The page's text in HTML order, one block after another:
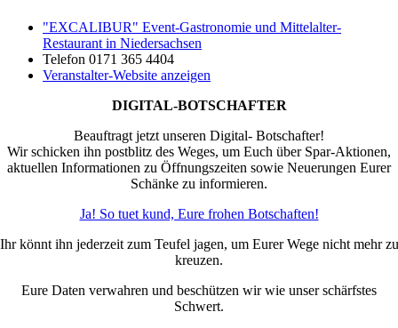
"EXCALIBUR" Event-Gastronomie und Mittelalter-
Restaurant in Niedersachsen
Telefon 0171 365 4404
Veranstalter-Website anzeigen
DIGITAL-BOTSCHAFTER
Beauftragt jetzt unseren Digital- Botschafter!
Wir schicken ihn postblitz des Weges, um Euch über Spar-Aktionen,
aktuellen Informationen zu Öffnungszeiten sowie Neuerungen Eurer
Schänke zu informieren.
Ja! So tuet kund, Eure frohen Botschaften!
Ihr könnt ihn jederzeit zum Teufel jagen, um Eurer Wege nicht mehr zu
kreuzen.
Eure Daten verwahren und beschützen wir wie unser schärfstes
Schwert.